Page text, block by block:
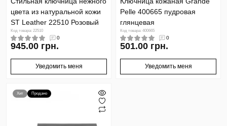
цвета из натуральной кожи
ST Leather 22510 Розовый
Код товара: 22510
0
945.00 грн.
Уведомить меня
Pelle 400665 пудровая
глянцевая
Код товара: 400665
0
501.00 грн.
Уведомить меня
Хит Продано